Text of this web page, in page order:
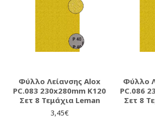
Φύλλο Λείανσης Alox
PC.083 230x280mm K120
Σετ 8 Τεμάχια Leman
3,45€
Φύλλο
PC.086
Σετ 8